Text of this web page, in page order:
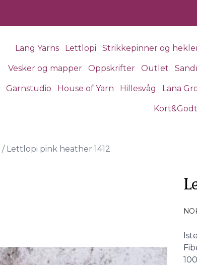
Lang Yarns Lettlopi Strikkepinner og
Vesker og mapper Oppskrifter Outlet
Garnstudio House of Yarn Hillesvåg Lana
Kort&Godt
/ Lettlopi pink heather 1412